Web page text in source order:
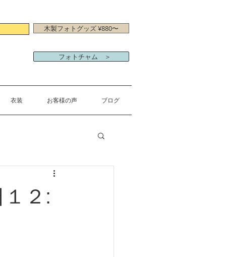
木製フォトグッズ ¥880〜
フォトチャム ＞
衣装 お客様の声 ブログ
２: